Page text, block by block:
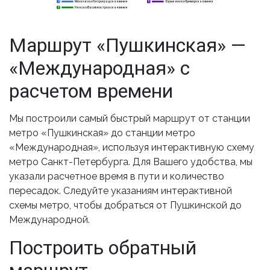
Невско-Василеостровская линия
2
3
5
2
3
Маршрут «Пушкинская» —
«Международная» с
расчетом времени
Мы построили самый быстрый маршрут от станции
метро «Пушкинская» до станции метро
«Международная», используя интерактивную схему
метро Санкт-Петербурга. Для Вашего удобства, мы
указали расчетное время в пути и количество
пересадок. Следуйте указаниям интерактивной
схемы метро, чтобы добраться от Пушкинской до
Международной.
Построить обратный